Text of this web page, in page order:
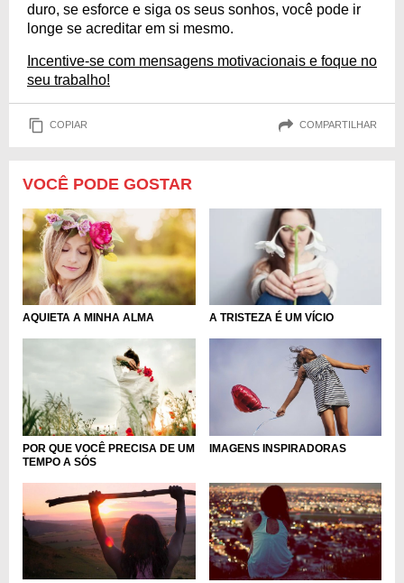
duro, se esforce e siga os seus sonhos, você pode ir
longe se acreditar em si mesmo.
Incentive-se com mensagens motivacionais e foque no
seu trabalho!
COPIAR COMPARTILHAR
VOCÊ PODE GOSTAR
AQUIETA A MINHA ALMA A TRISTEZA É UM VÍCIO
POR QUE VOCÊ PRECISA DE UM
TEMPO A SÓS
IMAGENS INSPIRADORAS